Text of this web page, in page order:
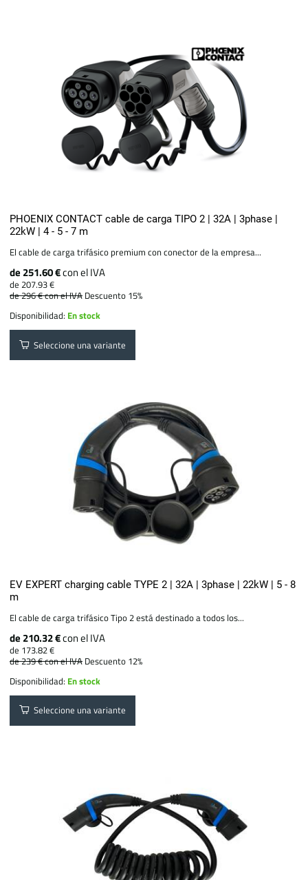
PHOENIX CONTACT cable de carga TIPO 2 | 32A | 3phase |
22kW | 4 - 5 - 7 m
El cable de carga trifásico premium con conector de la empresa...
de 251.60 €con el IVA
de 207.93 €
de 296 €con el IVA Descuento 15%
Disponibilidad: En stock
Seleccione una variante
EV EXPERT charging cable TYPE 2 | 32A | 3phase | 22kW | 5 - 8
m
El cable de carga trifásico Tipo 2 está destinado a todos los...
de 210.32 €con el IVA
de 173.82 €
de 239 €con el IVA Descuento 12%
Disponibilidad: En stock
Seleccione una variante